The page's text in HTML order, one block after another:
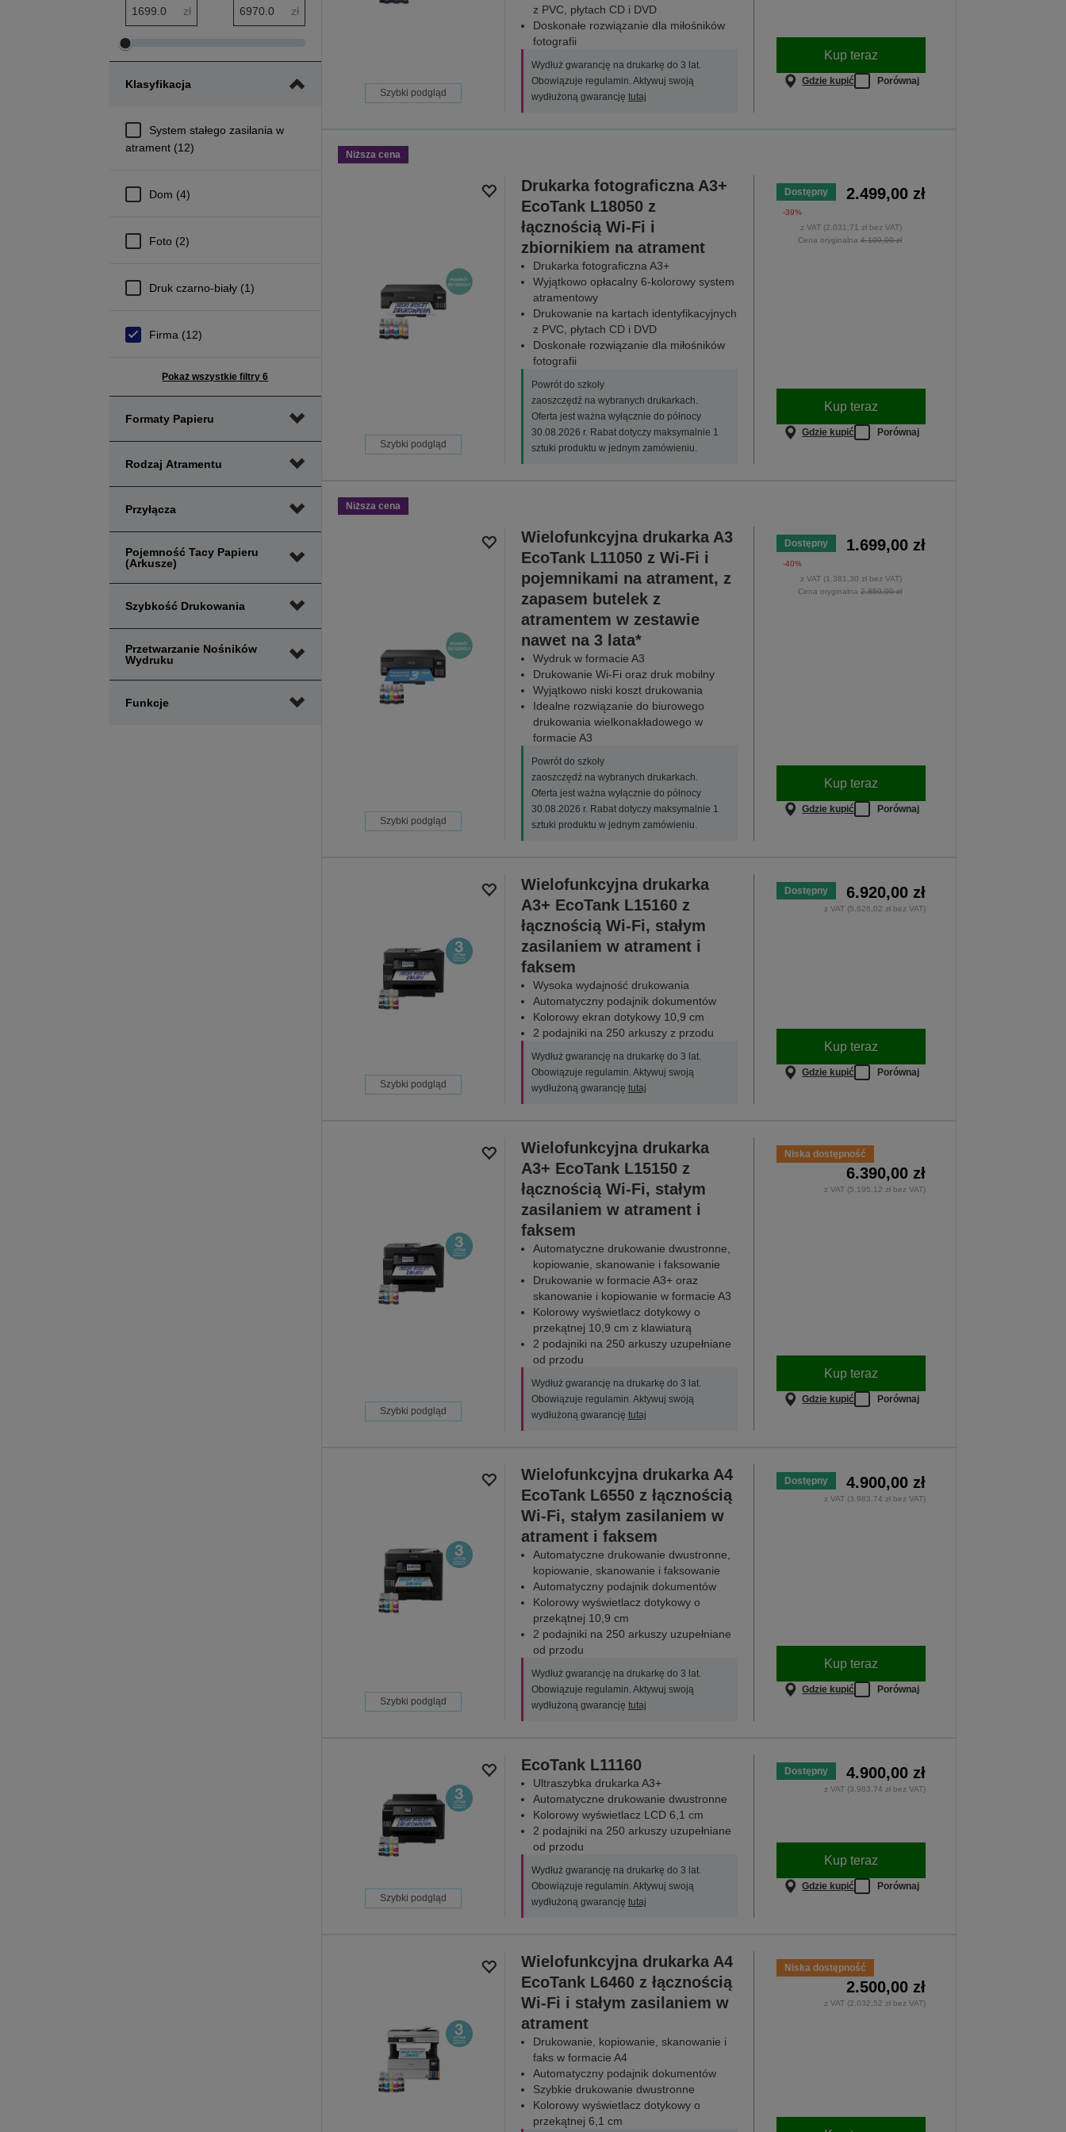
zł zł
Dostosuj
minimalny
Dostosuj
maksymalny
Klasyfikacja
System stałego zasilania w
atrament (12)
Dom (4)
Foto (2)
Druk czarno-biały (1)
Firma (12)
Pokaż wszystkie filtry 6
Formaty Papieru
Rodzaj Atramentu
Przyłącza
Pojemność Tacy Papieru
(arkusze)
Szybkość Drukowania
Przetwarzanie Nośników
Wydruku
Funkcje
Szybki podgląd
z PVC, płytach CD i DVD
Doskonałe rozwiązanie dla miłośników
fotografii
Wydłuż gwarancję na drukarkę do 3 lat.
Obowiązuje regulamin. Aktywuj swoją
wydłużoną gwarancję tutaj
Kup teraz
Gdzie kupić Porównaj
Niższa cena
Szybki podgląd
Drukarka fotograficzna A3+
EcoTank L18050 z
łącznością Wi-Fi i
zbiornikiem na atrament
Drukarka fotograficzna A3+
Wyjątkowo opłacalny 6-kolorowy system
atramentowy
Drukowanie na kartach identyfikacyjnych
z PVC, płytach CD i DVD
Doskonałe rozwiązanie dla miłośników
fotografii
Powrót do szkoły
zaoszczędź na wybranych drukarkach.
Oferta jest ważna wyłącznie do północy
30.08.2026 r. Rabat dotyczy maksymalnie 1
sztuki produktu w jednym zamówieniu.
Dostępny 2.499,00 zł
-39%
z VAT (2.031,71 zł bez VAT)
Cena oryginalna4.100,00 zł
Kup teraz
Gdzie kupić Porównaj
Niższa cena
Szybki podgląd
Wielofunkcyjna drukarka A3
EcoTank L11050 z Wi-Fi i
pojemnikami na atrament, z
zapasem butelek z
atramentem w zestawie
nawet na 3 lata*
Wydruk w formacie A3
Drukowanie Wi-Fi oraz druk mobilny
Wyjątkowo niski koszt drukowania
Idealne rozwiązanie do biurowego
drukowania wielkonakładowego w
formacie A3
Powrót do szkoły
zaoszczędź na wybranych drukarkach.
Oferta jest ważna wyłącznie do północy
30.08.2026 r. Rabat dotyczy maksymalnie 1
sztuki produktu w jednym zamówieniu.
Dostępny 1.699,00 zł
-40%
z VAT (1.381,30 zł bez VAT)
Cena oryginalna2.850,00 zł
Kup teraz
Gdzie kupić Porównaj
Szybki podgląd
Wielofunkcyjna drukarka
A3+ EcoTank L15160 z
łącznością Wi-Fi, stałym
zasilaniem w atrament i
faksem
Wysoka wydajność drukowania
Automatyczny podajnik dokumentów
Kolorowy ekran dotykowy 10,9 cm
2 podajniki na 250 arkuszy z przodu
Wydłuż gwarancję na drukarkę do 3 lat.
Obowiązuje regulamin. Aktywuj swoją
wydłużoną gwarancję tutaj
Dostępny 6.920,00 zł
z VAT (5.626,02 zł bez VAT)
Kup teraz
Gdzie kupić Porównaj
Szybki podgląd
Wielofunkcyjna drukarka
A3+ EcoTank L15150 z
łącznością Wi-Fi, stałym
zasilaniem w atrament i
faksem
Automatyczne drukowanie dwustronne,
kopiowanie, skanowanie i faksowanie
Drukowanie w formacie A3+ oraz
skanowanie i kopiowanie w formacie A3
Kolorowy wyświetlacz dotykowy o
przekątnej 10,9 cm z klawiaturą
2 podajniki na 250 arkuszy uzupełniane
od przodu
Wydłuż gwarancję na drukarkę do 3 lat.
Obowiązuje regulamin. Aktywuj swoją
wydłużoną gwarancję tutaj
Niska dostępność
6.390,00 zł
z VAT (5.195,12 zł bez VAT)
Kup teraz
Gdzie kupić Porównaj
Szybki podgląd
Wielofunkcyjna drukarka A4
EcoTank L6550 z łącznością
Wi-Fi, stałym zasilaniem w
atrament i faksem
Automatyczne drukowanie dwustronne,
kopiowanie, skanowanie i faksowanie
Automatyczny podajnik dokumentów
Kolorowy wyświetlacz dotykowy o
przekątnej 10,9 cm
2 podajniki na 250 arkuszy uzupełniane
od przodu
Wydłuż gwarancję na drukarkę do 3 lat.
Obowiązuje regulamin. Aktywuj swoją
wydłużoną gwarancję tutaj
Dostępny 4.900,00 zł
z VAT (3.983,74 zł bez VAT)
Kup teraz
Gdzie kupić Porównaj
Szybki podgląd
EcoTank L11160
Ultraszybka drukarka A3+
Automatyczne drukowanie dwustronne
Kolorowy wyświetlacz LCD 6,1 cm
2 podajniki na 250 arkuszy uzupełniane
od przodu
Wydłuż gwarancję na drukarkę do 3 lat.
Obowiązuje regulamin. Aktywuj swoją
wydłużoną gwarancję tutaj
Dostępny 4.900,00 zł
z VAT (3.983,74 zł bez VAT)
Kup teraz
Gdzie kupić Porównaj
Wielofunkcyjna drukarka A4
EcoTank L6460 z łącznością
Wi-Fi i stałym zasilaniem w
atrament
Drukowanie, kopiowanie, skanowanie i
faks w formacie A4
Automatyczny podajnik dokumentów
Szybkie drukowanie dwustronne
Kolorowy wyświetlacz dotykowy o
przekątnej 6,1 cm
Niska dostępność
2.500,00 zł
z VAT (2.032,52 zł bez VAT)